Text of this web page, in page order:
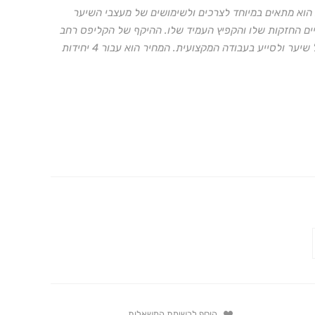
מתאים במיוחד לצרכים ולשימושים של מעצבי השיער
בזכות הגודל שלו- 10 ס"מ, 9 השיניים החזקות שלו והקפיץ העמיד שלו. ההיקף של הקליפס רחב
במיוחד, מה שמאפשר לו "לתפוס" כמות נאה של שיער ולסייע בעבודה המקצועית. המחיר הוא עבור 4 יחידות